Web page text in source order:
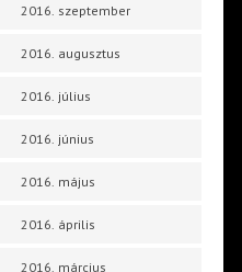
2016. szeptember
2016. augusztus
2016. július
2016. június
2016. május
2016. április
2016. március